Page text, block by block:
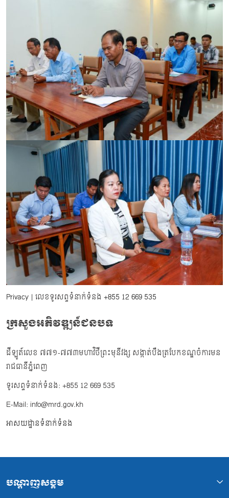
Privacy | លេខទូរសព្ទទំនាក់ទំនង +855 12 669 535
ក្រសួងអភិវឌ្ឍន៍ជនបទ
ដីឡូត៍លេខ ៧៧១-៧៧៣មហាវិថីព្រះមុនីវង្ស សង្កាត់បឹងត្របែកខណ្ឌចំការមន
រាជធានីភ្នំពេញ
ទូរសព្ទទំនាក់ទំនង: +855 12 669 535
E-Mail: info@mrd.gov.kh
អាសយដ្ឋានទំនាក់ទំនង
បណ្ដាញសង្គម